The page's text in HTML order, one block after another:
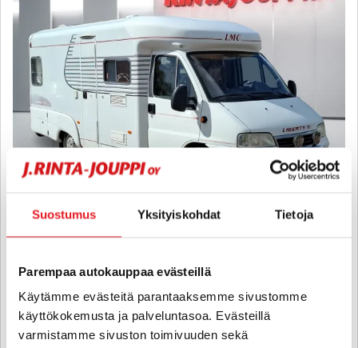
Suostumus Yksityiskohdat Tietoja
Parempaa autokauppaa evästeillä
Käytämme evästeitä parantaaksemme sivustomme
käyttökokemusta ja palveluntasoa. Evästeillä
varmistamme sivuston toimivuuden sekä
Parivuode takana
2003 , Manual, Diesel, 210 000 km, Reg. 6
21 500 €20 880 €